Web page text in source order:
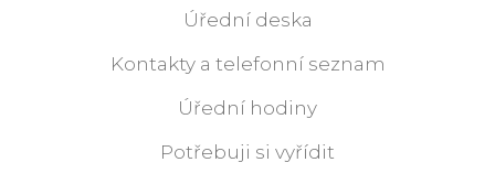
Úřední deska
Kontakty a telefonní seznam
Úřední hodiny
Potřebuji si vyřídit